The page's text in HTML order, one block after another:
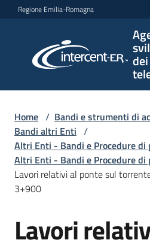
Vai al contenuto
Vai alla navigazione
Vai al footer
Regione Emilia-Romagna
per lo
sviluppo
telematici
L'Agenzia
Bandi
e
Home / Bandi e strumenti di
Bandi altri Enti /
Altri Enti - Bandi e Procedure di
Altri Enti - Bandi e Procedure di
Lavori relativi al ponte sul
3+900
Salta al contenuto
Lavori